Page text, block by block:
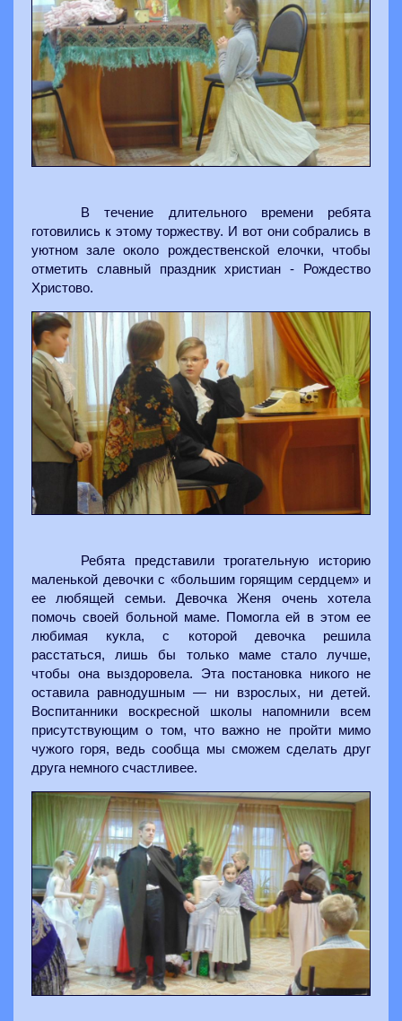
В течение длительного времени ребята
готовились к этому торжеству. И вот они собрались в
уютном зале около рождественской елочки, чтобы
отметить славный праздник христиан - Рождество
Христово.
Ребята представили трогательную историю
маленькой девочки с «большим горящим сердцем» и
ее любящей семьи. Девочка Женя очень хотела
помочь своей больной маме. Помогла ей в этом ее
любимая кукла, с которой девочка решила
расстаться, лишь бы только маме стало лучше,
чтобы она выздоровела. Эта постановка никого не
оставила равнодушным — ни взрослых, ни детей.
Воспитанники воскресной школы напомнили всем
присутствующим о том, что важно не пройти мимо
чужого горя, ведь сообща мы сможем сделать друг
друга немного счастливее.